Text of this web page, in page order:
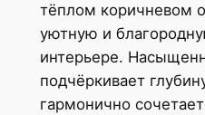
тёплом коричневом
уютную и
интерьере.
подчёркивает
гармонично